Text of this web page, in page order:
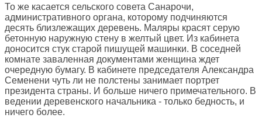
То же касается сельского совета Санарочи,
административного органа, которому подчиняются
десять близлежащих деревень. Маляры красят серую
бетонную наружную стену в желтый цвет. Из кабинета
доносится стук старой пишущей машинки. В соседней
комнате заваленная документами женщина ждет
очередную бумагу. В кабинете председателя Александра
Семенени чуть ли не полстены занимает портрет
президента страны. И больше ничего примечательного. В
ведении деревенского начальника - только бедность, и
ничего более.